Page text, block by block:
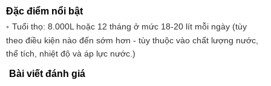
Đặc điểm nổi bật
Tuổi thọ: 8.000L hoặc 12 tháng ở mức 18-20 lít mỗi ngày (tùy
theo điều kiện nào đến sớm hơn - tùy thuộc vào chất lượng nước,
thể tích, nhiệt độ và áp lực nước.)
Bài viết đánh giá